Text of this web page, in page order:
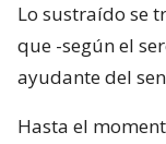
Lo sustraído se
que -según el
ayudante del
Hasta el